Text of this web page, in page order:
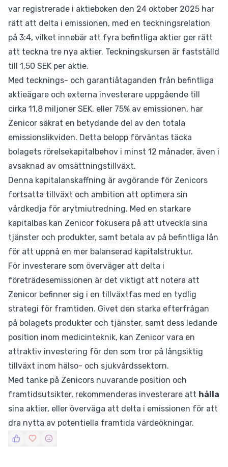
var registrerade i aktieboken den 24 oktober 2025 har
rätt att delta i emissionen, med en teckningsrelation
på 3:4, vilket innebär att fyra befintliga aktier ger rätt
att teckna tre nya aktier. Teckningskursen är fastställd
till 1,50 SEK per aktie.
Med tecknings- och garantiåtaganden från befintliga
aktieägare och externa investerare uppgående till
cirka 11,8 miljoner SEK, eller 75% av emissionen, har
Zenicor säkrat en betydande del av den totala
emissionslikviden. Detta belopp förväntas täcka
bolagets rörelsekapitalbehov i minst 12 månader, även i
avsaknad av omsättningstillväxt.
Denna kapitalanskaffning är avgörande för Zenicors
fortsatta tillväxt och ambition att optimera sin
vårdkedja för arytmiutredning. Med en starkare
kapitalbas kan Zenicor fokusera på att utveckla sina
tjänster och produkter, samt betala av på befintliga lån
för att uppnå en mer balanserad kapitalstruktur.
För investerare som överväger att delta i
företrädesemissionen är det viktigt att notera att
Zenicor befinner sig i en tillväxtfas med en tydlig
strategi för framtiden. Givet den starka efterfrågan
på bolagets produkter och tjänster, samt dess ledande
position inom medicinteknik, kan Zenicor vara en
attraktiv investering för den som tror på långsiktig
tillväxt inom hälso- och sjukvårdssektorn.
Med tanke på Zenicors nuvarande position och
framtidsutsikter, rekommenderas investerare att hålla
sina aktier, eller överväga att delta i emissionen för att
dra nytta av potentiella framtida värdeökningar.